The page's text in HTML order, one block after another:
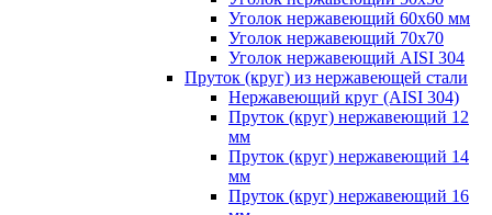
Уголок нержавеющий 60х60 мм
Уголок нержавеющий 70х70
Уголок нержавеющий AISI 304
Пруток (круг) из нержавеющей стали
Нержавеющий круг (AISI 304)
Пруток (круг) нержавеющий 12
мм
Пруток (круг) нержавеющий 14
мм
Пруток (круг) нержавеющий 16